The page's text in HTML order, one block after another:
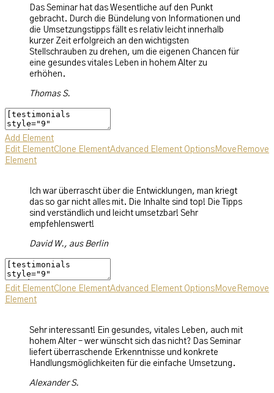
Das Seminar hat das Wesentliche auf den Punkt
gebracht. Durch die Bündelung von Informationen und
die Umsetzungstipps fällt es relativ leicht innerhalb
kurzer Zeit erfolgreich an den wichtigsten
Stellschrauben zu drehen, um die eigenen Chancen für
eine gesundes vitales Leben in hohem Alter zu
erhöhen.
Thomas S.
Add Element
Edit ElementClone ElementAdvanced Element Options Move Remove
Element
Ich war überrascht über die Entwicklungen, man kriegt
das so gar nicht alles mit. Die Inhalte sind top! Die Tipps
sind verständlich und leicht umsetzbar! Sehr
empfehlenswert!
David W., aus Berlin
Edit ElementClone ElementAdvanced Element Options Move Remove
Element
Sehr interessant! Ein gesundes, vitales Leben, auch mit
hohem Alter – wer wünscht sich das nicht? Das Seminar
liefert überraschende Erkenntnisse und konkrete
Handlungsmöglichkeiten für die einfache Umsetzung.
Alexander S.